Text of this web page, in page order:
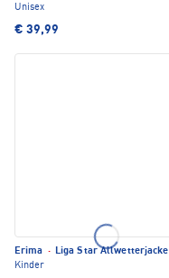
Unisex
€ 39,99
Erima · Liga Star Allwetterjacke
Kinder